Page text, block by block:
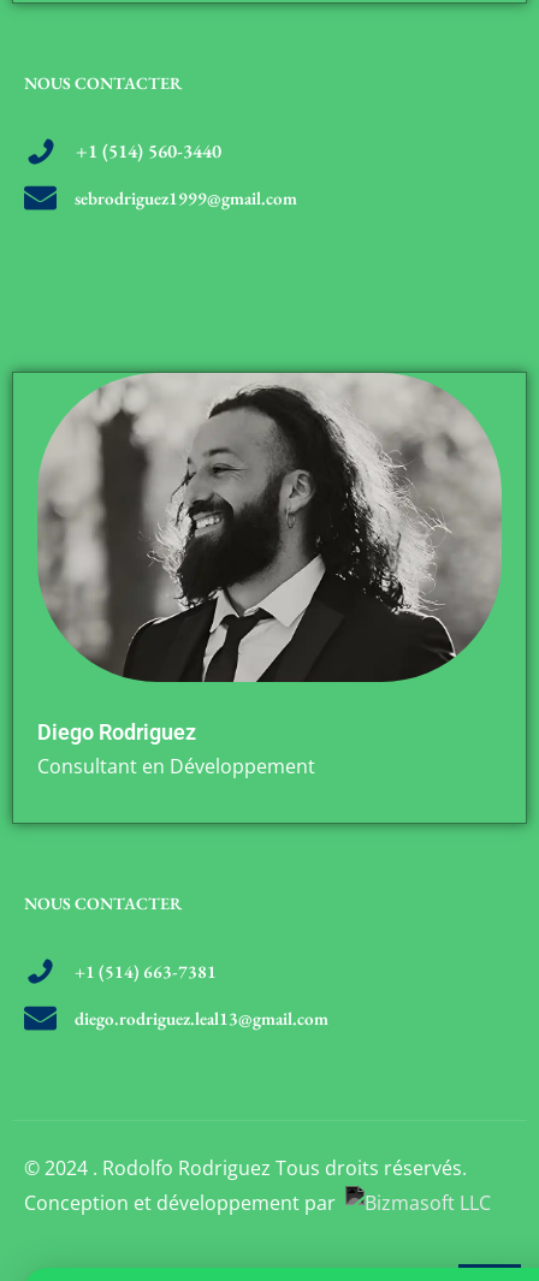
NOUS CONTACTER
+1 (514) 560-3440
sebrodriguez1999@gmail.com
Diego Rodriguez
Consultant en Développement
NOUS CONTACTER
+1 (514) 663-7381
diego.rodriguez.leal13@gmail.com
© 2024 . Rodolfo Rodriguez Tous droits réservés.
Conception et développement par